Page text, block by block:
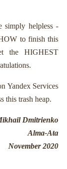
simply helpless -
to finish this
the HIGHEST
Yandex Services
this trash heap.
Dmitrienko
Alma-Ata
November 2020